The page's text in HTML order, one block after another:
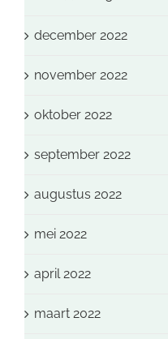
december 2022
november 2022
oktober 2022
september 2022
augustus 2022
mei 2022
april 2022
maart 2022